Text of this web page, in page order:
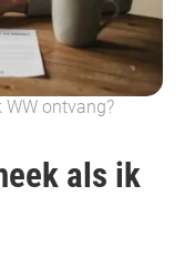
WW ontvang?
als ik